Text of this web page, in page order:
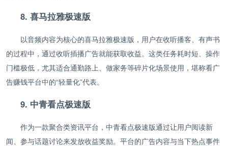
8. 喜马拉雅极速版
以音频内容为核心的喜马拉雅极速版，用户在收听播客、有声书
的过程中，通过收听插播广告就能获取收益。这类任务耗时短、操作
门槛极低，尤其适合通勤路上、做家务等碎片化场景使用，堪称看广
告赚钱平台中的“轻量化”代表。
9. 中青看点极速版
作为一款聚合类资讯平台，中青看点极速版通过让用户阅读新
闻、参与话题讨论来发放收益奖励。平台的广告内容与当下热点事件